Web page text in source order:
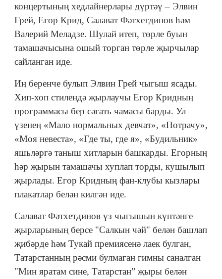
концертының хедлайнерлары дүртәү – Элвин
Грей, Егор Крид, Салават Фәтхетдинов һәм
Валерий Меладзе. Шулай итеп, төрле буын
тамашачысына ошый торган төрле җырчылар
сайланган иде.
Иң беренче булып Элвин Грей чыгыш ясады.
Хип-хоп стилендә җырлаучы Егор Кридның
программасы бер сәгать чамасы барды. Ул
үзенең «Мало нормальных девчат», «Потрачу»,
«Моя невеста», «Где ты, где я», «Будильник»
яшьләргә таныш хитларын башкарды. Егорның
һәр җырын тамашачы хуплап торды, кушылып
җырлады. Егор Кридның фан-клубы кызлары
плакатлар белән килгән иде.
Салават Фәтхетдинов үз чыгышын күптәнге
җырларының берсе "Салкын чәй" белән башлап
җибәрде һәм Тукай премиясенә лаек булган,
Татарстанның рәсми булмаган гимны саналган
"Мин яратам сине, Татарстан” җыры белән